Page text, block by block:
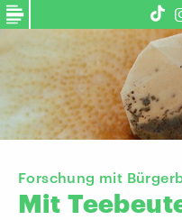
Forschung mit
Mit